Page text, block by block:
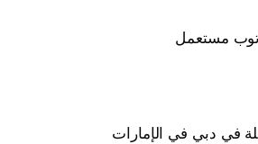
في دبي في الإمارات